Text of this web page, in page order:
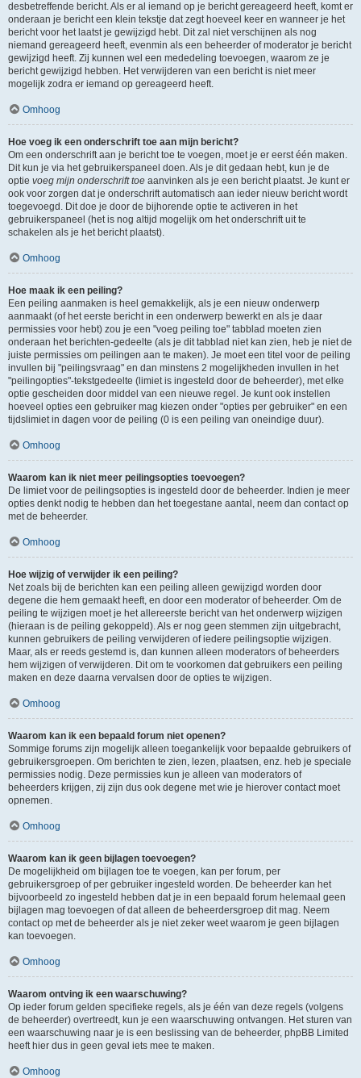
desbetreffende bericht. Als er al iemand op je bericht gereageerd heeft, komt er
onderaan je bericht een klein tekstje dat zegt hoeveel keer en wanneer je het
bericht voor het laatst je gewijzigd hebt. Dit zal niet verschijnen als nog
niemand gereageerd heeft, evenmin als een beheerder of moderator je bericht
gewijzigd heeft. Zij kunnen wel een mededeling toevoegen, waarom ze je
bericht gewijzigd hebben. Het verwijderen van een bericht is niet meer
mogelijk zodra er iemand op gereageerd heeft.
Omhoog
Hoe voeg ik een onderschrift toe aan mijn bericht?
Om een onderschrift aan je bericht toe te voegen, moet je er eerst één maken.
Dit kun je via het gebruikerspaneel doen. Als je dit gedaan hebt, kun je de
optie voeg mijn onderschrift toe aanvinken als je een bericht plaatst. Je kunt er
ook voor zorgen dat je onderschrift automatisch aan ieder nieuw bericht wordt
toegevoegd. Dit doe je door de bijhorende optie te activeren in het
gebruikerspaneel (het is nog altijd mogelijk om het onderschrift uit te
schakelen als je het bericht plaatst).
Omhoog
Hoe maak ik een peiling?
Een peiling aanmaken is heel gemakkelijk, als je een nieuw onderwerp
aanmaakt (of het eerste bericht in een onderwerp bewerkt en als je daar
permissies voor hebt) zou je een "voeg peiling toe" tabblad moeten zien
onderaan het berichten-gedeelte (als je dit tabblad niet kan zien, heb je niet de
juiste permissies om peilingen aan te maken). Je moet een titel voor de peiling
invullen bij "peilingsvraag" en dan minstens 2 mogelijkheden invullen in het
"peilingopties"-tekstgedeelte (limiet is ingesteld door de beheerder), met elke
optie gescheiden door middel van een nieuwe regel. Je kunt ook instellen
hoeveel opties een gebruiker mag kiezen onder "opties per gebruiker" en een
tijdslimiet in dagen voor de peiling (0 is een peiling van oneindige duur).
Omhoog
Waarom kan ik niet meer peilingsopties toevoegen?
De limiet voor de peilingsopties is ingesteld door de beheerder. Indien je meer
opties denkt nodig te hebben dan het toegestane aantal, neem dan contact op
met de beheerder.
Omhoog
Hoe wijzig of verwijder ik een peiling?
Net zoals bij de berichten kan een peiling alleen gewijzigd worden door
degene die hem gemaakt heeft, en door een moderator of beheerder. Om de
peiling te wijzigen moet je het allereerste bericht van het onderwerp wijzigen
(hieraan is de peiling gekoppeld). Als er nog geen stemmen zijn uitgebracht,
kunnen gebruikers de peiling verwijderen of iedere peilingsoptie wijzigen.
Maar, als er reeds gestemd is, dan kunnen alleen moderators of beheerders
hem wijzigen of verwijderen. Dit om te voorkomen dat gebruikers een peiling
maken en deze daarna vervalsen door de opties te wijzigen.
Omhoog
Waarom kan ik een bepaald forum niet openen?
Sommige forums zijn mogelijk alleen toegankelijk voor bepaalde gebruikers of
gebruikersgroepen. Om berichten te zien, lezen, plaatsen, enz. heb je speciale
permissies nodig. Deze permissies kun je alleen van moderators of
beheerders krijgen, zij zijn dus ook degene met wie je hierover contact moet
opnemen.
Omhoog
Waarom kan ik geen bijlagen toevoegen?
De mogelijkheid om bijlagen toe te voegen, kan per forum, per
gebruikersgroep of per gebruiker ingesteld worden. De beheerder kan het
bijvoorbeeld zo ingesteld hebben dat je in een bepaald forum helemaal geen
bijlagen mag toevoegen of dat alleen de beheerdersgroep dit mag. Neem
contact op met de beheerder als je niet zeker weet waarom je geen bijlagen
kan toevoegen.
Omhoog
Waarom ontving ik een waarschuwing?
Op ieder forum gelden specifieke regels, als je één van deze regels (volgens
de beheerder) overtreedt, kun je een waarschuwing ontvangen. Het sturen van
een waarschuwing naar je is een beslissing van de beheerder, phpBB Limited
heeft hier dus in geen geval iets mee te maken.
Omhoog